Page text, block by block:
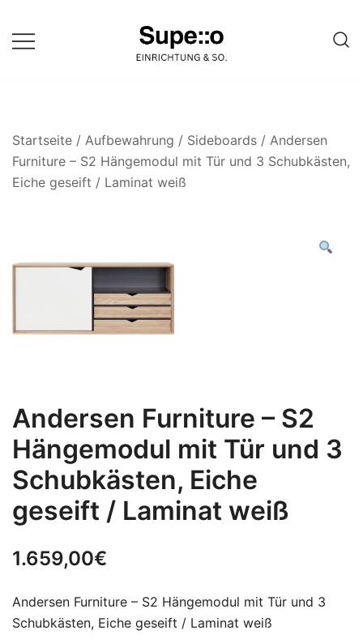
zum
Inhalt
einer Website
Startseite / Aufbewahrung / Sideboards / Andersen
Furniture – S2 Hängemodul mit Tür und 3 Schubkästen,
Eiche geseift / Laminat weiß
Andersen Furniture – S2
Hängemodul mit Tür und 3
Schubkästen, Eiche
geseift / Laminat weiß
1.659,00€
Andersen Furniture – S2 Hängemodul mit Tür und 3
Schubkästen, Eiche geseift / Laminat weiß